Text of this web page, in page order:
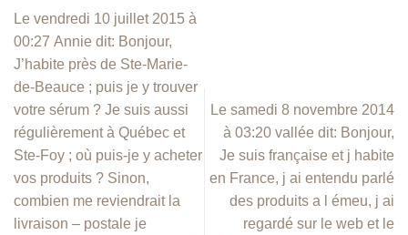
Le vendredi 10 juillet 2015 à
00:27 Annie dit: Bonjour,
J’habite près de Ste-Marie-
de-Beauce ; puis je y trouver
votre sérum ? Je suis aussi
régulièrement à Québec et
Ste-Foy ; où puis-je y acheter
vos produits ? Sinon,
combien me reviendrait la
livraison – postale je
Le samedi 8 novembre 2014
à 03:20 vallée dit: Bonjour,
Je suis française et j habite
en France, j ai entendu parlé
des produits a l émeu, j ai
regardé sur le web et le